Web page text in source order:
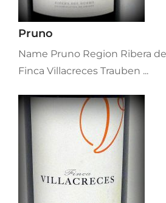
Pruno
Name Pruno Region Ribera
Finca Villacreces Trauben ...